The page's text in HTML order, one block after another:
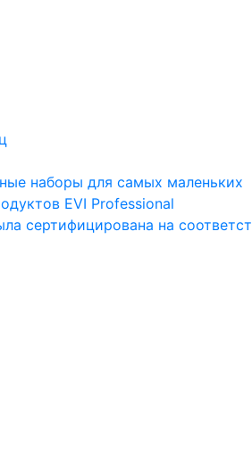
наборы для самых маленьких
EVI Professional
сертифицирована на